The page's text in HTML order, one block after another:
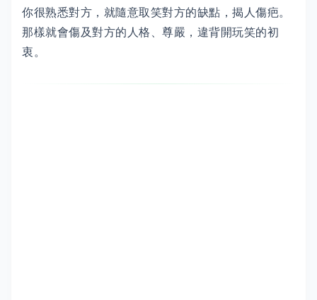
你很熟悉對方，就隨意取笑對方的缺點，揭人傷疤。
那樣就會傷及對方的人格、尊嚴，違背開玩笑的初
衷。